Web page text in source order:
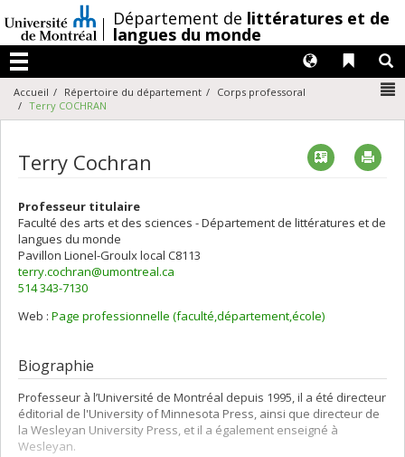
au
contenu
/Département de littératures et de
langues du monde
Menu
Liens
Langues
Accueil Répertoire du département
Corps professoral
Terry COCHRAN
Terry Cochran Vcard
Professeur titulaire
Faculté des arts et des sciences - Département de littératures et de
langues du monde
Pavillon Lionel-Groulxlocal C8113
terry.cochran@umontreal.ca
514 343-7130
Web : Page professionnelle (faculté,département,école)
Biographie
Professeur à l’Université de Montréal depuis 1995, il a été directeur
éditorial de l'University of Minnesota Press, ainsi que directeur de
la Wesleyan University Press, et il a également enseigné à
Wesleyan.